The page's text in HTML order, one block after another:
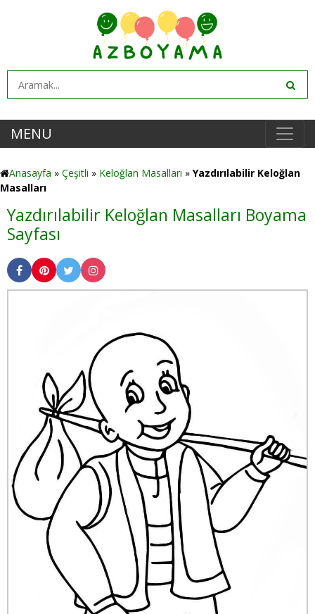
MENU
Anasayfa » Çeşitli » Keloğlan Masalları » Yazdırılabilir Keloğlan
Masalları
Yazdırılabilir Keloğlan Masalları Boyama
Sayfası